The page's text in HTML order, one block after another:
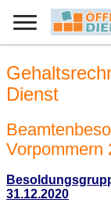
Dienst
Vorpommern
31.12.2020